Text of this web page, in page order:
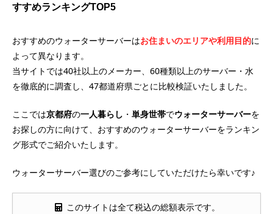
すすめランキングTOP5
おすすめのウォーターサーバーはお住まいのエリアや利用目的に
よって異なります。
当サイトでは40社以上のメーカー、60種類以上のサーバー・水
を徹底的に調査し、47都道府県ごとに比較検証いたしました。
ここでは京都府の一人暮らし ・ 単身世帯でウォーターサーバーを
お探しの方に向けて、おすすめのウォーターサーバーをランキン
グ形式でご紹介いたします。
ウォーターサーバー選びのご参考にしていただけたら幸いです♪
このサイトは全て税込の総額表示です。